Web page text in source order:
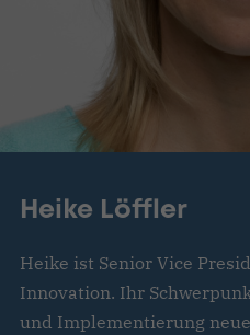
Heike Löffler
Heike ist Senior Vice
Innovation. Ihr
und Implementierung